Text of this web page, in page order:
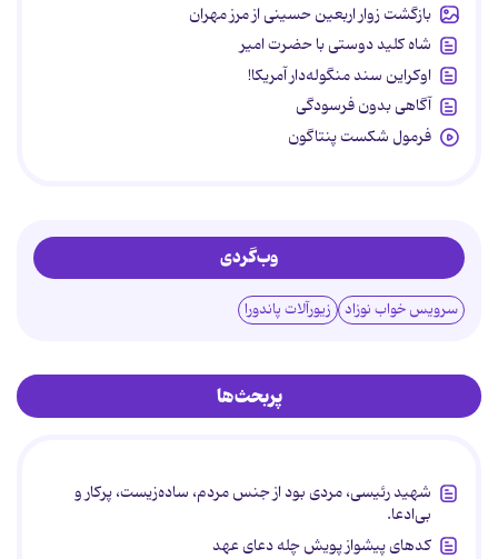
بازگشت زوار اربعین حسینی از مرز مهران
شاه کلید دوستی با حضرت امیر
اوکراین سند منگوله‌دار آمریکا!
آگاهی بدون فرسودگی
فرمول شکست پنتاگون
وب‌گردی
سرویس خواب نوزاد زیورآلات پاندورا
پربحث‌ها
شهید رئیسی، مردی بود از جنس مردم، ساده‌زیست، پرکار و
بی‌ادعا.
کدهای پیشواز پویش چله دعای عهد